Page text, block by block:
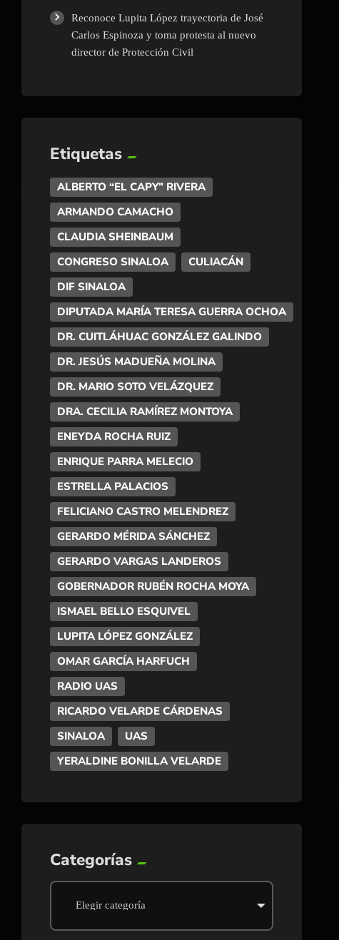
Reconoce Lupita López trayectoria de José
Carlos Espinoza y toma protesta al nuevo
director de Protección Civil
Etiquetas
ALBERTO “EL CAPY” RIVERA
ARMANDO CAMACHO
CLAUDIA SHEINBAUM
CONGRESO SINALOA
CULIACÁN
DIF SINALOA
DIPUTADA MARÍA TERESA GUERRA OCHOA
DR. CUITLÁHUAC GONZÁLEZ GALINDO
DR. JESÚS MADUEÑA MOLINA
DR. MARIO SOTO VELÁZQUEZ
DRA. CECILIA RAMÍREZ MONTOYA
ENEYDA ROCHA RUIZ
ENRIQUE PARRA MELECIO
ESTRELLA PALACIOS
FELICIANO CASTRO MELENDREZ
GERARDO MÉRIDA SÁNCHEZ
GERARDO VARGAS LANDEROS
GOBERNADOR RUBÉN ROCHA MOYA
ISMAEL BELLO ESQUIVEL
LUPITA LÓPEZ GONZÁLEZ
OMAR GARCÍA HARFUCH
RADIO UAS
RICARDO VELARDE CÁRDENAS
SINALOA
UAS
YERALDINE BONILLA VELARDE
Categorías